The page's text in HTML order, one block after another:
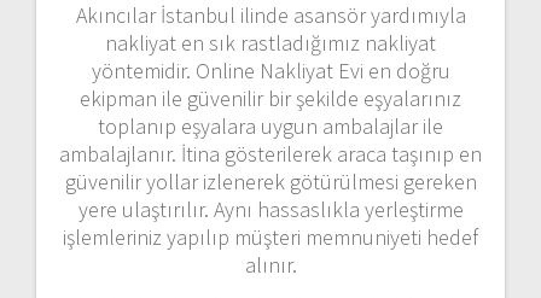
Akıncılar İstanbul ilinde asansör yardımıyla
nakliyat en sık rastladığımız nakliyat
yöntemidir. Online Nakliyat Evi en doğru
ekipman ile güvenilir bir şekilde eşyalarınız
toplanıp eşyalara uygun ambalajlar ile
ambalajlanır. İtina gösterilerek araca taşınıp en
güvenilir yollar izlenerek götürülmesi gereken
yere ulaştırılır. Aynı hassaslıkla yerleştirme
işlemleriniz yapılıp müşteri memnuniyeti hedef
alınır.